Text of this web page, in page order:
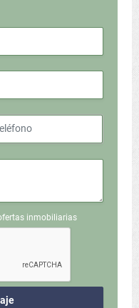
inmobiliarias